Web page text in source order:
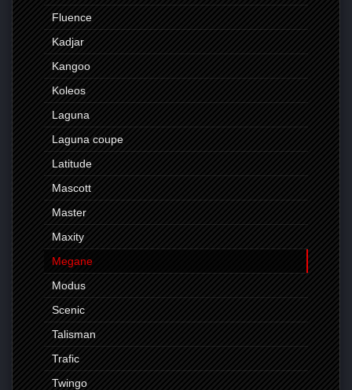
Fluence
Kadjar
Kangoo
Koleos
Laguna
Laguna coupe
Latitude
Mascott
Master
Maxity
Megane
Modus
Scenic
Talisman
Trafic
Twingo